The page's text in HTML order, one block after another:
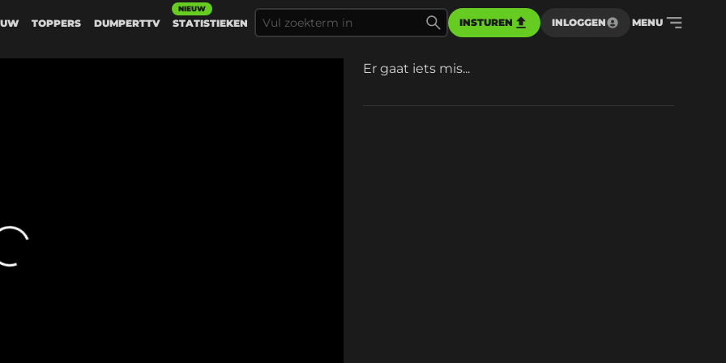
TOPPERS DUMPERTTV STATISTIEKEN
NIEUW
INSTUREN INLOGGEN MENU
Er gaat iets mis...